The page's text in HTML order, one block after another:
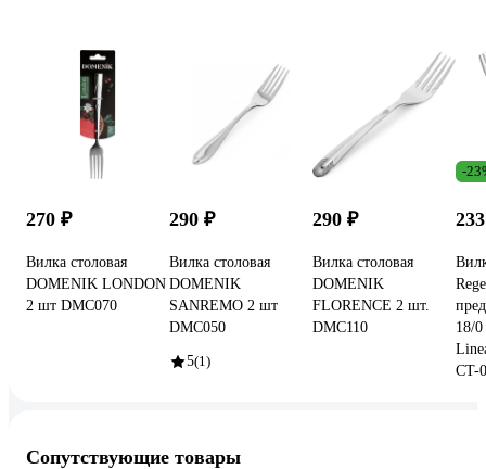
270 ₽
Вилка столовая
DOMENIK LONDON
2 шт DMC070
290 ₽
Вилка столовая
DOMENIK
SANREMO 2 шт
DMC050
5(1)
290 ₽
Вилка столовая
DOMENIK
FLORENCE 2 шт.
DMC110
-
18/
CT-
Сопутствующие товары